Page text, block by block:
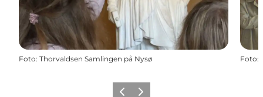
Foto: Thorvaldsen Samlingen på Nysø Foto:
ZurückWeiter